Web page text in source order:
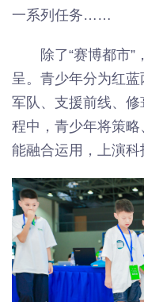
一系列任务……
除了“赛博都市”
呈。青少年分为红
军队、支援前线、
程中，青少年将策
能融合运用，上演科